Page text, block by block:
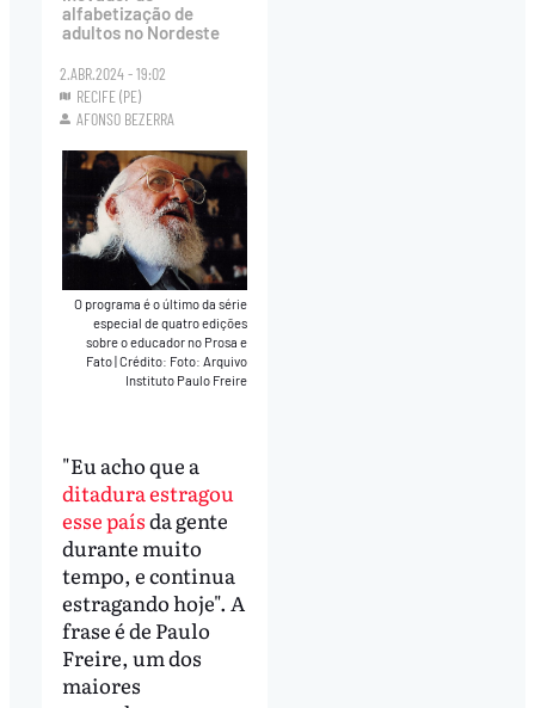
alfabetização de
adultos no Nordeste
2.ABR.2024 - 19:02
RECIFE (PE)
AFONSO BEZERRA
O programa é o último da série
especial de quatro edições
sobre o educador no Prosa e
Fato Crédito: Foto: Arquivo
Instituto Paulo Freire
"Eu acho que a
ditadura estragou
esse paísda gente
durante muito
tempo, e continua
estragando hoje". A
frase é de Paulo
Freire, um dos
maiores